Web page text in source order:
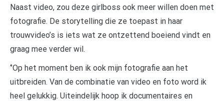
Naast video, zou deze girlboss ook meer willen doen met
fotografie. De storytelling die ze toepast in haar
trouwvideo’s is iets wat ze ontzettend boeiend vindt en
graag mee verder wil.
‘’Op het moment ben ik ook mijn fotografie aan het
uitbreiden. Van de combinatie van video en foto word ik
heel gelukkig. Uiteindelijk hoop ik documentaires en